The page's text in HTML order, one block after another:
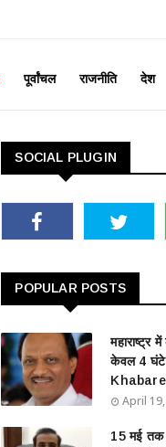
पूर्वांचल राजनीति देश
SOCIAL PLUGIN
POPULAR POSTS
महाराष्ट्र
केवल 4 घंटे
April 19,
15 मई तक